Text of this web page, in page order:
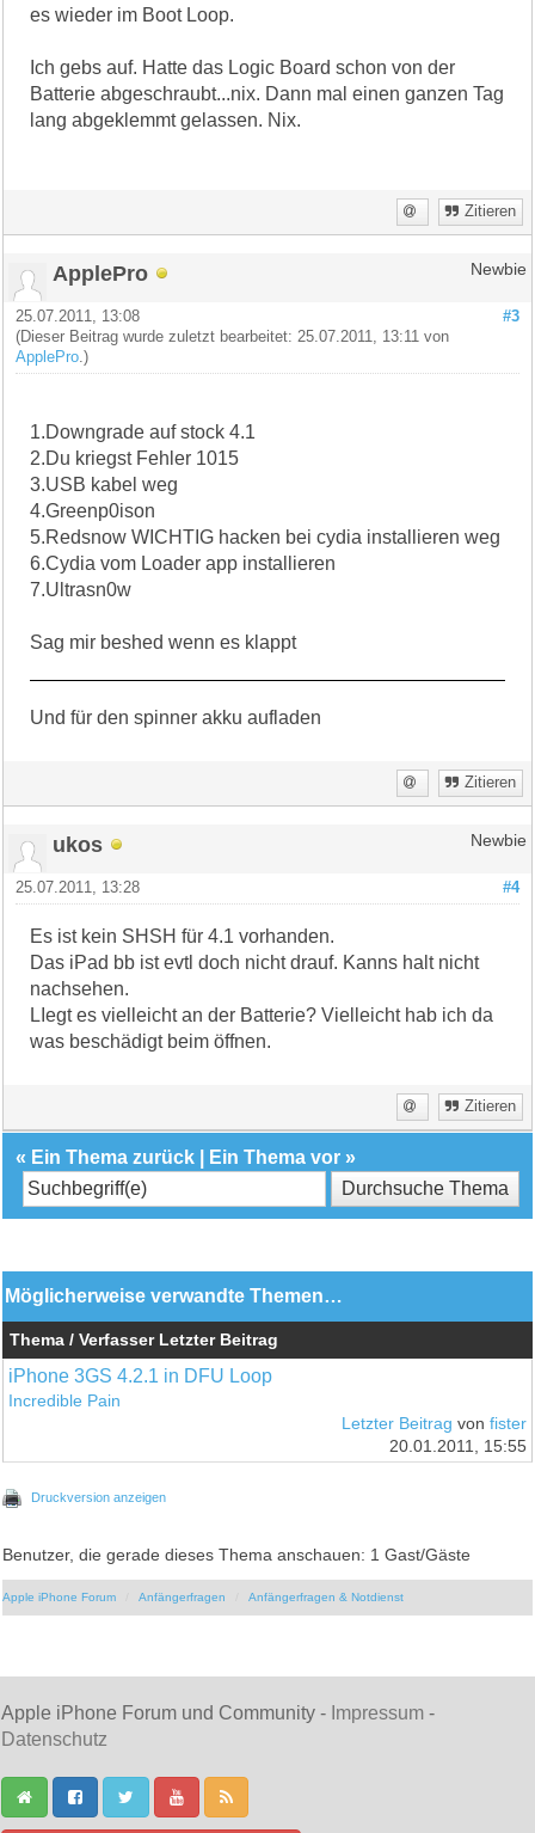
es wieder im Boot Loop.
Ich gebs auf. Hatte das Logic Board schon von der
Batterie abgeschraubt...nix. Dann mal einen ganzen Tag
lang abgeklemmt gelassen. Nix.
Zitieren
ApplePro Newbie
#3
25.07.2011, 13:08
(Dieser Beitrag wurde zuletzt bearbeitet: 25.07.2011, 13:11 von
ApplePro .)
1.Downgrade auf stock 4.1
2.Du kriegst Fehler 1015
3.USB kabel weg
4.Greenp0ison
5.Redsnow WICHTIG hacken bei cydia installieren weg
6.Cydia vom Loader app installieren
7.Ultrasn0w
Sag mir beshed wenn es klappt
Und für den spinner akku aufladen
Zitieren
ukos Newbie
#4
25.07.2011, 13:28
Es ist kein SHSH für 4.1 vorhanden.
Das iPad bb ist evtl doch nicht drauf. Kanns halt nicht
nachsehen.
LIegt es vielleicht an der Batterie? Vielleicht hab ich da
was beschädigt beim öffnen.
Zitieren
« Ein Thema zurück Ein Thema vor »
Möglicherweise verwandte Themen…
Thema / Verfasser Letzter Beitrag
iPhone 3GS 4.2.1 in DFU Loop
Incredible Pain
Letzter Beitrag von fister
20.01.2011, 15:55
Druckversion anzeigen
Benutzer, die gerade dieses Thema anschauen: 1 Gast/Gäste
Apple iPhone Forum Anfängerfragen Anfängerfragen & Notdienst
Apple iPhone Forum und Community - Impressum -
Datenschutz